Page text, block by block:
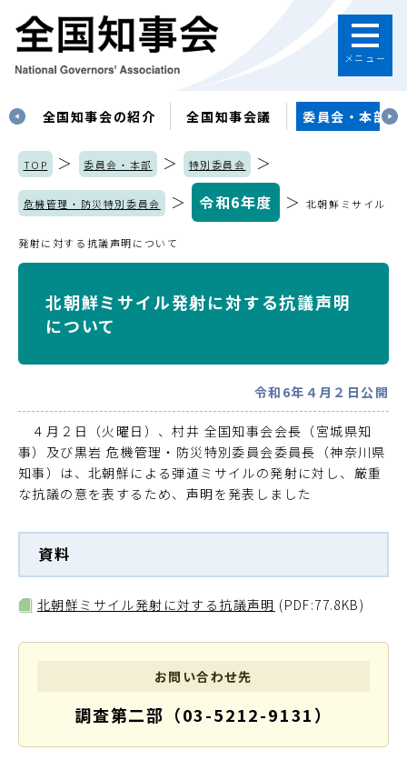
メニュー
全国知事会の紹介 全国知事会議 委員会・本部
TOP ＞ 委員会・本部 ＞ 特別委員会 ＞
危機管理・防災特別委員会 ＞ 令和6年度 ＞ 北朝鮮ミサイル
発射に対する抗議声明について
北朝鮮ミサイル発射に対する抗議声明
について
令和6年４月２日公開
４月２日（火曜日）、村井 全国知事会会長（宮城県知
事）及び黒岩 危機管理・防災特別委員会委員長（神奈川県
知事）は、北朝鮮による弾道ミサイルの発射に対し、厳重
な抗議の意を表するため、声明を発表しました
資料
北朝鮮ミサイル発射に対する抗議声明 (PDF:77.8KB)
お問い合わせ先
調査第二部（03-5212-9131）